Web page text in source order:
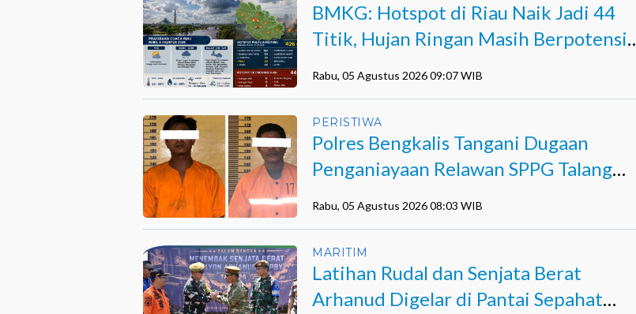
BMKG: Hotspot di Riau Naik Jadi 44
Titik, Hujan Ringan Masih Berpotensi
Rabu, 05 Agustus 2026 09:07 WIB
PERISTIWA
Polres Bengkalis Tangani Dugaan
Penganiayaan Relawan SPPG Talang
Rabu, 05 Agustus 2026 08:03 WIB
MARITIM
Latihan Rudal dan Senjata Berat
Arhanud Digelar di Pantai Sepahat